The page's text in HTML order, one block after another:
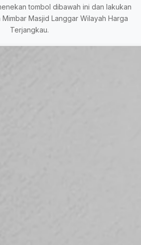
tombol dibawah ini dan lakukan
Masjid Langgar Wilayah Harga
Terjangkau.